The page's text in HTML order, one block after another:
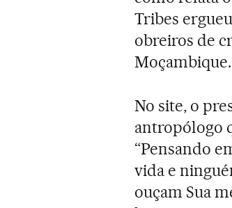
Tribes
obreiros de
Moçambique.
No site, o
antropólogo
“Pensando
vida e
ouçam Sua